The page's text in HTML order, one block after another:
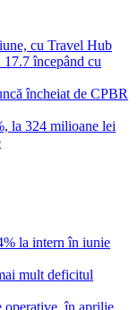
cu Travel Hub
începând cu
încheiat de CPBR
la 324 milioane lei
la intern în iunie
mult deficitul
operative, în aprilie